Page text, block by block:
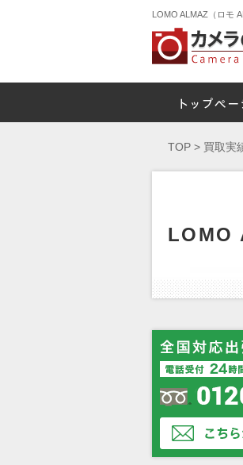
LOMO ALMAZ（ロモ
TOP > 買取実
LOMO